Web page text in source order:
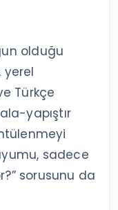
olduğu
yerel
Türkçe
yapıştır
sadece
sorusunu da